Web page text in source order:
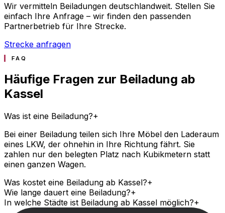
Wir vermitteln Beiladungen deutschlandweit. Stellen Sie
einfach Ihre Anfrage – wir finden den passenden
Partnerbetrieb für Ihre Strecke.
Strecke anfragen
FAQ
Häufige Fragen zur Beiladung ab
Kassel
Was ist eine Beiladung?+
Bei einer Beiladung teilen sich Ihre Möbel den Laderaum
eines LKW, der ohnehin in Ihre Richtung fährt. Sie
zahlen nur den belegten Platz nach Kubikmetern statt
einen ganzen Wagen.
Was kostet eine Beiladung ab Kassel?+
Wie lange dauert eine Beiladung?+
In welche Städte ist Beiladung ab Kassel möglich?+